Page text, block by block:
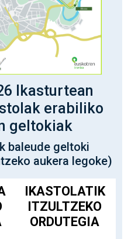
Ikasturtean
erabiliko
geltokiak
baleude geltoki
aukera legoke)
IKASTOLATIK
ITZULTZEKO
ORDUTEGIA